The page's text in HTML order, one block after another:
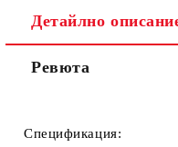
Съгласен съм с
Ние ще се свържем с вас
Детайлно
Ревюта
Спецификация: